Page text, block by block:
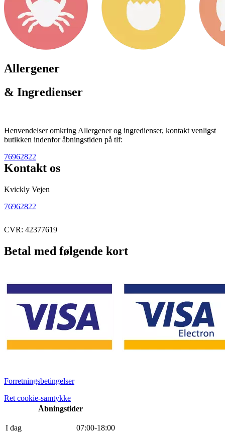
Allergener
& Ingredienser
Henvendelser omkring Allergener og ingredienser, kontakt venligst
butikken indenfor åbningstiden på tlf:
76962822
Kontakt os
Kvickly Vejen
76962822
CVR: 42377619
Betal med følgende kort
Forretningsbetingelser
Ret cookie-samtykke
Åbningstider
I dag 07:00-18:00